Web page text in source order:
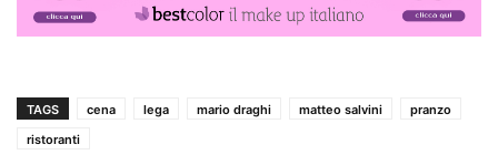
TAGS cena lega mario draghi matteo salvini
pranzo
ristoranti